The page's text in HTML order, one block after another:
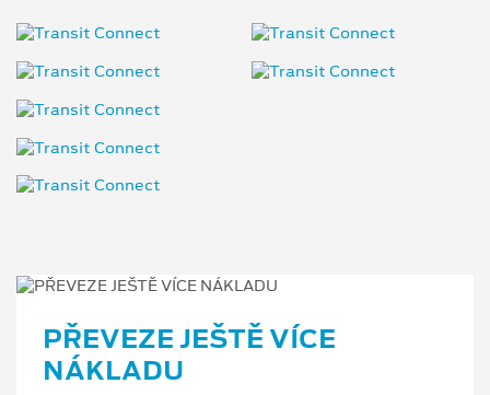
PŘEVEZE JEŠTĚ VÍCE
NÁKLADU